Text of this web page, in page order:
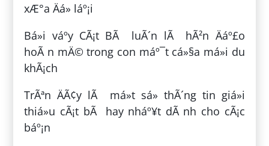
xÆ°a Äá» láº¡i
Bá»i váº­y CÃ¡t BÃ luÃ´n lÃ hÃ²n Äáº£o
hoÃ n mÄ© trong con máº¯t cá»§a má»i du
khÃ¡ch
TrÃªn ÄÃ¢y lÃ má»t sá» thÃ´ng tin giá»i
thiá»u cÃ¡t bÃ hay nháº¥t dÃ nh cho cÃ¡c
báº¡n